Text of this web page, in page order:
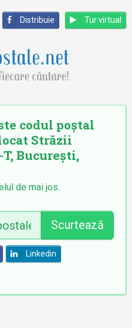
Distribuie Tur virtual
codul poștal
Străzii
București,
de mai jos.
Scurtează
Linkedin